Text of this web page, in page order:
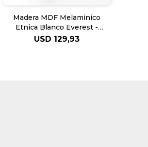
Madera MDF Melaminico
Etnica Blanco Everest -
18mm
USD 129,93